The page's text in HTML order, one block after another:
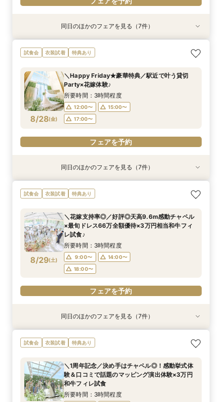
8/27(木)
【60分で完結】即決営業ナシで安心！気軽によ
りみちツアー
12:00〜
17:00〜
フェアを予約
8/27(木)
【タイパ重視！60分で完結◎】オンラインで会
場案内＆相談会
12:00〜
15:00〜
16:00〜
フェアを予約
衣装試着 特典あり
8/27(木)
★1周年記念★27年1,2月式限定♪料理ランクup×
ドレス1着差額フリー！
12:00〜
17:00〜
フェアを予約
特典あり
8/27(木)
【6名～30名の少人数婚】挙式＆会食Newプラ
ン誕生！無料試食付
12:00〜
17:00〜
フェアを予約
衣装試着 特典あり
8/27(木)
【マタニティー限定】安心サポート＆お祝い特典
付フェア
12:00〜
17:00〜
フェアを予約
特典あり
8/27(木)
【最短90分★】何も決まってなくてOK♪最新演
出体験×お気軽相談
12:00〜
17:00〜
フェアを予約
衣装試着 特典あり
8/27(木)
【2件目以降限定◆スペシャル特典】空き状況僅
か！日程先取り×安心見積り比較相談♪
12:00〜
17:00〜
フェアを予約
同日のほかのフェアを見る（7件）
試食会 衣装試着 特典あり
8/28(金)
＼Happy Friday★豪華特典／駅近で叶う貸切
Party×花嫁体験♪
所要時間：3時間程度
12:00〜
15:00〜
17:00〜
フェアを予約
8/28(金)
【60分で完結】即決営業ナシで安心！気軽によ
りみちツアー
12:00〜
15:00〜
17:00〜
フェアを予約
8/28(金)
【タイパ重視！60分で完結◎】オンラインで会
場案内＆相談会
12:00〜
13:00〜
15:00〜
フェアを予約
衣装試着 特典あり
8/28(金)
★1周年記念★27年1,2月式限定♪料理ランクup×
ドレス1着差額フリー！
12:00〜
15:00〜
17:00〜
フェアを予約
特典あり
8/28(金)
【6名～30名の少人数婚】挙式＆会食Newプラ
ン誕生！無料試食付
12:00〜
15:00〜
17:00〜
フェアを予約
衣装試着 特典あり
8/28(金)
【マタニティー限定】安心サポート＆お祝い特典
付フェア
12:00〜
15:00〜
17:00〜
フェアを予約
特典あり
8/28(金)
【最短90分★】何も決まってなくてOK♪最新演
出体験×お気軽相談
12:00〜
15:00〜
17:00〜
フェアを予約
衣装試着 特典あり
8/28(金)
【2件目以降限定◆スペシャル特典】空き状況僅
か！日程先取り×安心見積り比較相談♪
12:00〜
15:00〜
17:00〜
フェアを予約
同日のほかのフェアを見る（7件）
試食会 衣装試着 特典あり
8/29(土)
＼花嫁支持率◎／好評◎天高9.6m感動チャペル
×最旬ドレス66万全額優待×3万円相当和牛フィ
レ試食♪
所要時間：3時間程度
9:00〜
14:00〜
18:00〜
フェアを予約
8/29(土)
【60分で完結】即決営業ナシで安心！気軽によ
りみちツアー
9:00〜 18:30〜
衣装試着 特典あり
8/29(土)
【6名～30名の少人数婚】挙式＆会食Newプラ
ン誕生！無料試食付
9:00〜
14:00〜
18:00〜
特典あり
8/29(土)
【最短90分★】何も決まってなくてOK♪最新演
出体験×お気軽相談会
9:00〜
14:00〜
18:00〜
8/29(土)
【タイパ重視！60分で完結◎】オンラインで会
場案内＆相談会
9:00〜
10:00〜
14:00〜
18:00〜
衣装試着 特典あり
8/29(土)
【マタニティー限定】安心サポート＆お祝い特典
付フェア
9:00〜
14:00〜
18:00〜
衣装試着 特典あり
8/29(土)
【2件目以降限定◆スペシャル特典】空き状況僅
か！日程先取り×安心見積り比較相談♪
9:00〜
14:00〜
18:00〜
衣装試着 特典あり
8/29(土)
★完売間近★27年1.2月の挙式限定♪挙式全額プ
レゼント×花嫁体験
9:00〜
14:00〜
18:00〜
同日のほかのフェアを見る（7件）
試食会 衣装試着 特典あり
＼1周年記念／決め手はチャペル◎！感動挙式体
験＆口コミで話題のマッピング演出体験×3万円
和牛フィレ試食
所要時間：3時間程度